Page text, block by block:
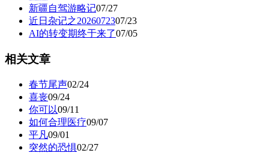
新疆自驾游略记07/27
近日杂记之2026072307/23
AI的转变期终于来了07/05
相关文章
春节尾声02/24
喜丧09/24
你可以09/11
如何合理医疗09/07
平凡09/01
突然的恐惧02/27